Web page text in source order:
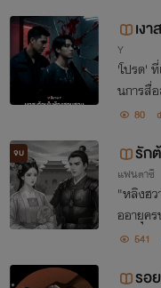
เง
Y
'โปรด'
นการสื่
ระหว่า
80
จบ รัก
แฟนตาซี
"หลิงฮว
ออายุค
ใหม่ของ
541
รอ